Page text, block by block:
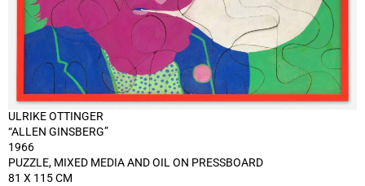
ULRIKE OTTINGER
“ALLEN GINSBERG”
1966
PUZZLE, MIXED MEDIA AND OIL ON PRESSBOARD
81 X 115 CM